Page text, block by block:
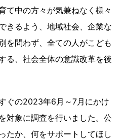
て中の方々が気兼ねなく様々
きるよう、地域社会、企業な
を問わず、全ての人がこども
る、社会全体の意識改革を後
ぐの2023年6月～7月にかけ
対象に調査を行いました。公
たか、何をサポートしてほし